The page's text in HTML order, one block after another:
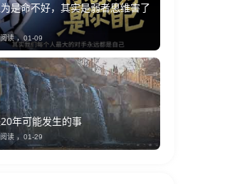
是命不好，其实是弱者思维害了
读 ，01-09
年可能发生的事
读 ，01-29